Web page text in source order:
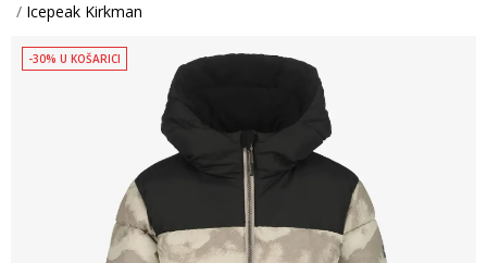
Icepeak Kirkman
-30% U KOŠARICI